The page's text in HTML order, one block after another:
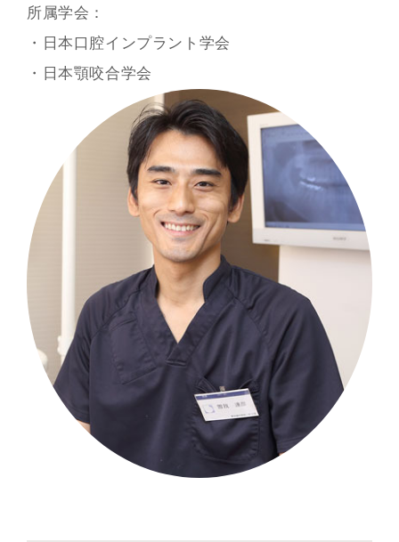
所属学会：
・日本口腔インプラント学会
・日本顎咬合学会